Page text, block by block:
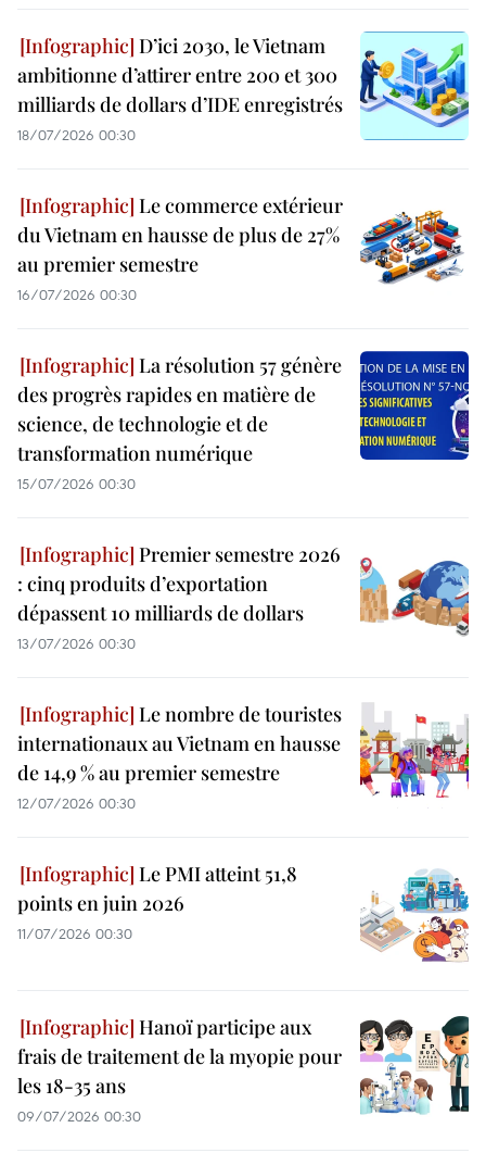
D’ici 2030, le Vietnam
ambitionne d’attirer entre 200 et 300
milliards de dollars d’IDE enregistrés
18/07/2026 00:30
Le commerce extérieur
du Vietnam en hausse de plus de 27%
au premier semestre
16/07/2026 00:30
La résolution 57 génère
des progrès rapides en matière de
science, de technologie et de
transformation numérique
15/07/2026 00:30
Premier semestre 2026
: cinq produits d’exportation
dépassent 10 milliards de dollars
13/07/2026 00:30
Le nombre de touristes
internationaux au Vietnam en hausse
de 14,9 % au premier semestre
12/07/2026 00:30
Le PMI atteint 51,8
points en juin 2026
11/07/2026 00:30
Hanoï participe aux
frais de traitement de la myopie pour
les 18-35 ans
09/07/2026 00:30